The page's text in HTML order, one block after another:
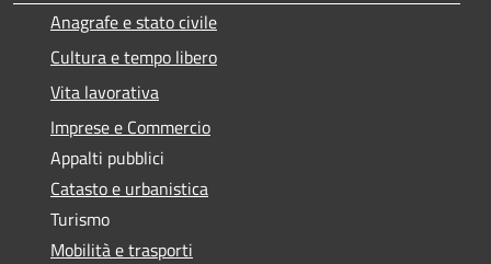
Anagrafe e stato civile
Cultura e tempo libero
Vita lavorativa
Imprese e Commercio
Appalti pubblici
Catasto e urbanistica
Turismo
Mobilità e trasporti